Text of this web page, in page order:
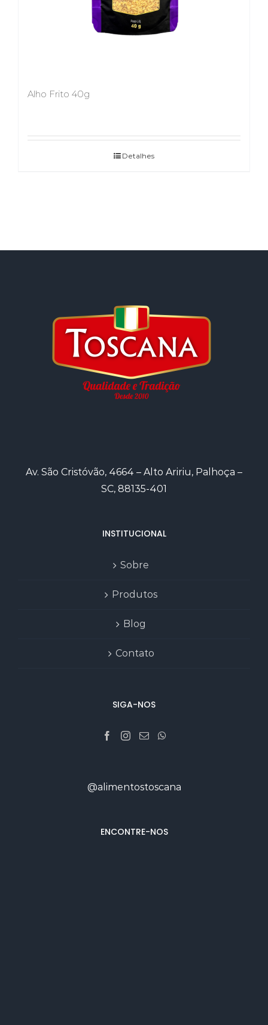
Alho Frito 40g
Detalhes
Av. São Cristóvão, 4664 – Alto Aririu, Palhoça –
SC, 88135-401
INSTITUCIONAL
Sobre
Produtos
Blog
Contato
SIGA-NOS
@alimentostoscana
ENCONTRE-NOS